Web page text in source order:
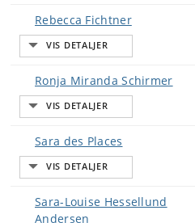
Rebecca Fichtner
Ronja Miranda Schirmer
Sara des Places
Sara-Louise Hessellund
Andersen